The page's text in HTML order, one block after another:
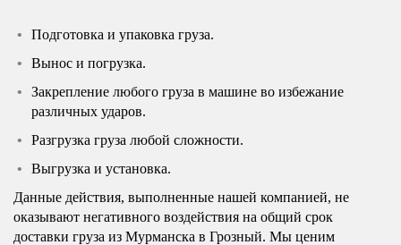
Подготовка и упаковка груза.
Вынос и погрузка.
Закрепление любого груза в машине во избежание
различных ударов.
Разгрузка груза любой сложности.
Выгрузка и установка.
Данные действия, выполненные нашей компанией, не
оказывают негативного воздействия на общий срок
доставки груза из Мурманска в Грозный. Мы ценим